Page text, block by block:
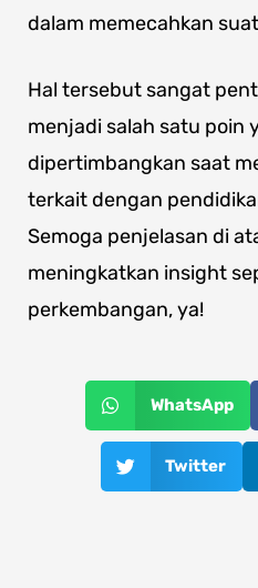
dalam memecahkan
Hal tersebut sangat
menjadi salah satu poin
dipertimbangkan saat
terkait dengan
Semoga penjelasan di
meningkatkan insight
perkembangan, ya!
WhatsApp
Twitter